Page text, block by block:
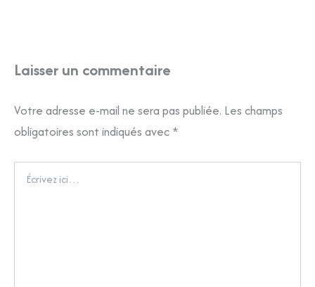
Laisser un commentaire
Votre adresse e-mail ne sera pas publiée. Les champs
obligatoires sont indiqués avec *
ici…